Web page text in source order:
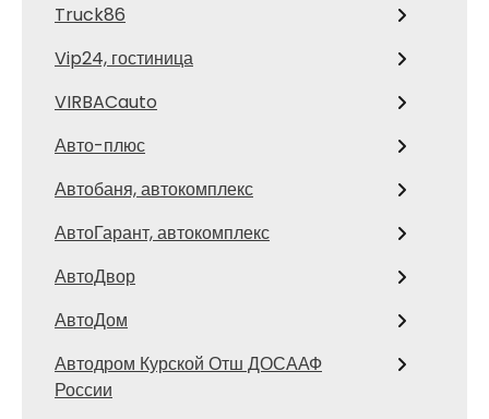
Truck86
Vip24, гостиница
VIRBACauto
Авто-плюс
Автобаня, автокомплекс
АвтоГарант, автокомплекс
АвтоДвор
АвтоДом
Автодром Курской Отш ДОСААФ
России